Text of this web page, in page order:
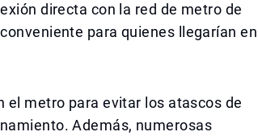
directa con la red de metro de
para quienes llegarían en
el metro para evitar los atascos de
Además, numerosas